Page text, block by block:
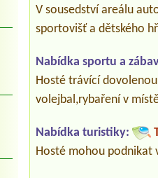
V sousedství areálu
sportovišť a dětského
Nabídka sportu a
Hosté trávící
volejbal,rybaření v
Nabídka turistiky:
Hosté mohou podnikat